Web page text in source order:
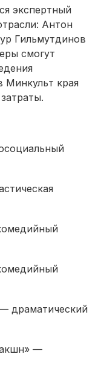
экспертный
Антон
Гильмутдинов
смогут
Минкульт края
драматический
—